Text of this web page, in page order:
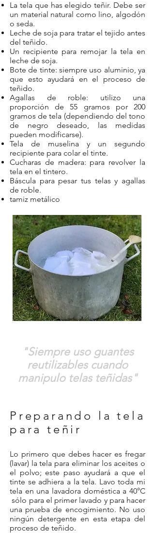
La tela que has elegido teñir. Debe ser
un material natural como lino, algodón
o seda.
Leche de soja para tratar el tejido antes
del teñido.
Un recipiente para remojar la tela en
leche de soja.
Bote de tinte: siempre uso aluminio, ya
que esto ayudará en el proceso de
teñido.
Agallas de roble: utilizo una
proporción de 55 gramos por 200
gramos de tela (dependiendo del tono
de negro deseado, las medidas
pueden modificarse).
Tela de muselina y un segundo
recipiente para colar el tinte.
Cucharas de madera: para revolver la
tela en el tintero.
Báscula para pesar tus telas y agallas
de roble.
tamiz metálico
"Siempre uso guantes
reutilizables cuando
manipulo telas teñidas"
Preparando la tela
para teñir
Lo primero que debes hacer es fregar
(lavar) la tela para eliminar los aceites o
el polvo; este paso ayudará a que el
tinte se adhiera a la tela. Lavo toda mi
tela en una lavadora doméstica a 40°C
sólo para el primer lavado y para hacer
una prueba de encogimiento. No uso
ningún detergente en esta etapa del
proceso de teñido.